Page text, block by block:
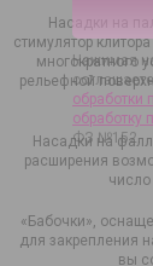
Насадки на
стимулятор
многократного
рельефной
Насадки на
расширения
«Бабочки»,
для закрепления
вы
Нажимая
обработки
обработку
ФЗ №152.